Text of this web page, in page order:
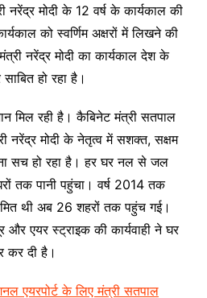
नरेंद्र मोदी के 12 वर्ष के कार्यकाल की
को स्वर्णिम अक्षरों में लिखने की
नरेंद्र मोदी का कार्यकाल देश के
हो रहा है।
मिल रही है। कैबिनेट मंत्री सतपाल
नरेंद्र मोदी के नेतृत्व में सशक्त, सक्षम
सच हो रहा है। हर घर नल से जल
तक पानी पहुंचा। वर्ष 2014 तक
थी अब 26 शहरों तक पहुंच गई।
एयर स्ट्राइक की कार्यवाही ने घर
कर दी है।
एयरपोर्ट के लिए मंत्री सतपाल